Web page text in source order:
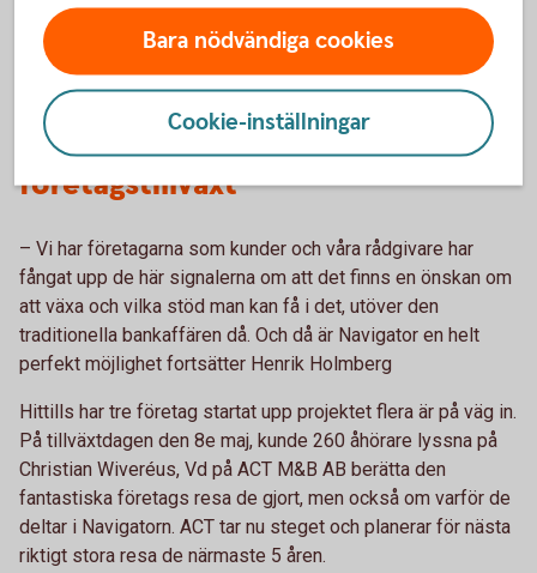
bättre föreutsättningar för hela kommunen.
En perfekt möjlighet för
företagstillväxt
– Vi har företagarna som kunder och våra rådgivare har
fångat upp de här signalerna om att det finns en önskan om
att växa och vilka stöd man kan få i det, utöver den
traditionella bankaffären då. Och då är Navigator en helt
perfekt möjlighet fortsätter Henrik Holmberg
Hittills har tre företag startat upp projektet flera är på väg in.
På tillväxtdagen den 8e maj, kunde 260 åhörare lyssna på
Christian Wiveréus, Vd på ACT M&B AB berätta den
fantastiska företags resa de gjort, men också om varför de
deltar i Navigatorn. ACT tar nu steget och planerar för nästa
riktigt stora resa de närmaste 5 åren.
Bara nödvändiga cookies
Cookie-inställningar